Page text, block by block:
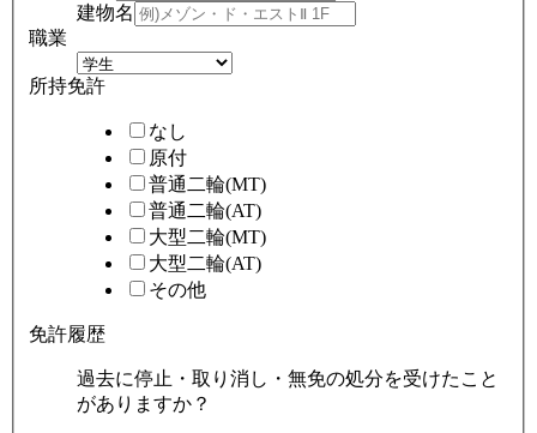
建物名
職業
所持免許
なし
原付
普通二輪(MT)
普通二輪(AT)
大型二輪(MT)
大型二輪(AT)
その他
免許履歴
過去に停止・取り消し・無免の処分を受けたこと
がありますか？